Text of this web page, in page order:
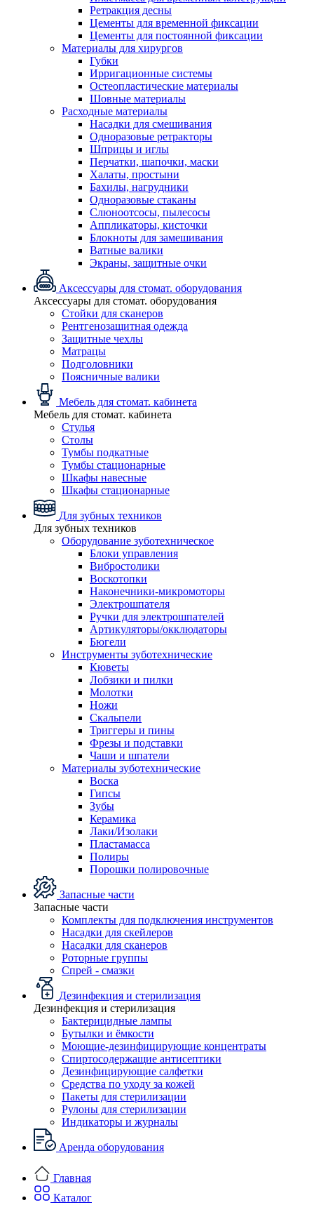
Ретракция десны
Цементы для временной фиксации
Цементы для постоянной фиксации
Материалы для хирургов
Губки
Ирригационные системы
Остеопластические материалы
Шовные материалы
Расходные материалы
Насадки для смешивания
Одноразовые ретракторы
Шприцы и иглы
Перчатки, шапочки, маски
Халаты, простыни
Бахилы, нагрудники
Одноразовые стаканы
Слюноотсосы, пылесосы
Аппликаторы, кисточки
Блокноты для замешивания
Ватные валики
Экраны, защитные очки
Аксессуары для стомат. оборудования
Аксессуары для стомат. оборудования
Стойки для сканеров
Рентгенозащитная одежда
Защитные чехлы
Матрацы
Подголовники
Поясничные валики
Мебель для стомат. кабинета
Мебель для стомат. кабинета
Стулья
Столы
Тумбы подкатные
Тумбы стационарные
Шкафы навесные
Шкафы стационарные
Для зубных техников
Для зубных техников
Оборудование зуботехническое
Блоки управления
Вибростолики
Воскотопки
Наконечники-микромоторы
Электрошпателя
Ручки для электрошпателей
Артикуляторы/окклюдаторы
Бюгели
Инструменты зуботехнические
Кюветы
Лобзики и пилки
Молотки
Ножи
Скальпели
Триггеры и пины
Фрезы и подставки
Чаши и шпатели
Материалы зуботехнические
Воска
Гипсы
Зубы
Керамика
Лаки/Изолаки
Пластамасса
Полиры
Порошки полировочные
Запасные части
Запасные части
Комплекты для подключения инструментов
Насадки для скейлеров
Насадки для сканеров
Роторные группы
Спрей - смазки
Дезинфекция и стерилизация
Дезинфекция и стерилизация
Бактерицидные лампы
Бутылки и ёмкости
Моющие-дезинфицирующие концентраты
Спиртосодержащие антисептики
Дезинфицирующие салфетки
Средства по уходу за кожей
Пакеты для стерилизации
Рулоны для стерилизации
Индикаторы и журналы
Аренда оборудования
Главная
Каталог